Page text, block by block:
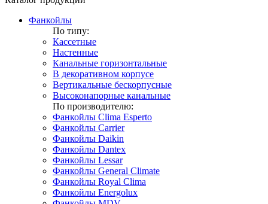
Фанкойлы
По типу:
Кассетные
Настенные
Канальные горизонтальные
В декоративном корпусе
Вертикальные бескорпусные
Высоконапорные канальные
По производителю:
Фанкойлы Clima Esperto
Фанкойлы Carrier
Фанкойлы Daikin
Фанкойлы Dantex
Фанкойлы Lessar
Фанкойлы General Climate
Фанкойлы Royal Clima
Фанкойлы Energolux